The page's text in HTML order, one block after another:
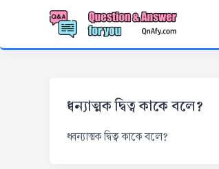
ধ্বন্যাত্মক দ্বিত্ব কাকে বলে?
ধ্বন্যাত্মক দ্বিত্ব কাকে বলে?